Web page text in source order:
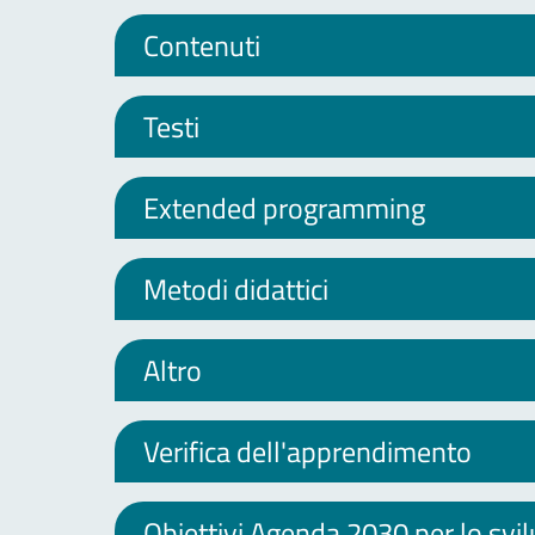
Contenuti
Testi
Extended programming
Metodi didattici
Altro
Verifica dell'apprendimento